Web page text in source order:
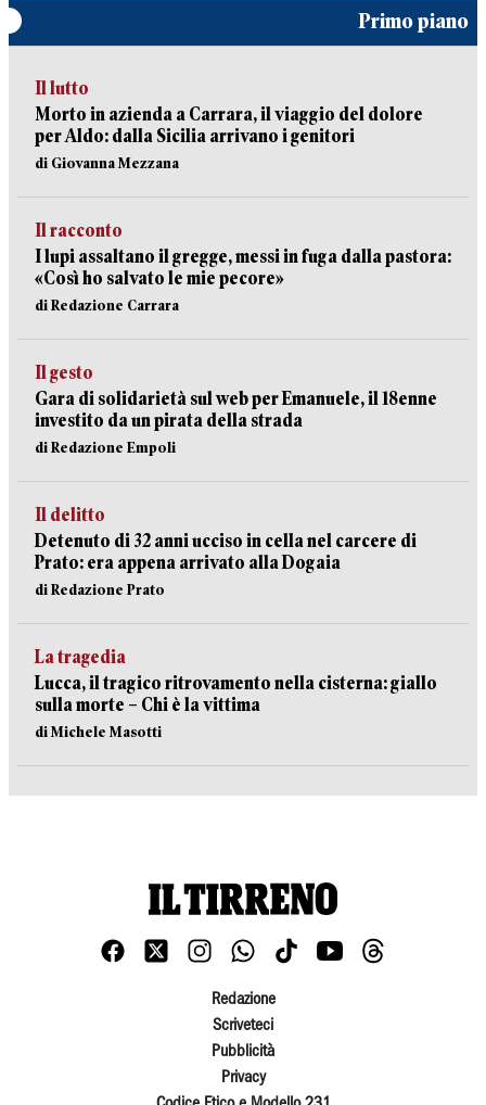
Primo piano
Il lutto
Morto in azienda a Carrara, il viaggio del dolore
per Aldo: dalla Sicilia arrivano i genitori
di Giovanna Mezzana
Il racconto
I lupi assaltano il gregge, messi in fuga dalla pastora:
«Così ho salvato le mie pecore»
di Redazione Carrara
Il gesto
Gara di solidarietà sul web per Emanuele, il 18enne
investito da un pirata della strada
di Redazione Empoli
Il delitto
Detenuto di 32 anni ucciso in cella nel carcere di
Prato: era appena arrivato alla Dogaia
di Redazione Prato
La tragedia
Lucca, il tragico ritrovamento nella cisterna: giallo
sulla morte – Chi è la vittima
di Michele Masotti
Redazione
Scriveteci
Pubblicità
Privacy